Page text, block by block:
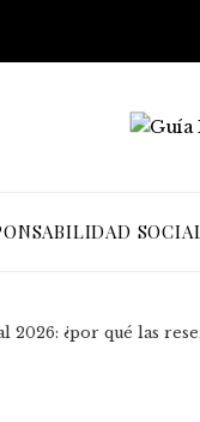
¿por qué las